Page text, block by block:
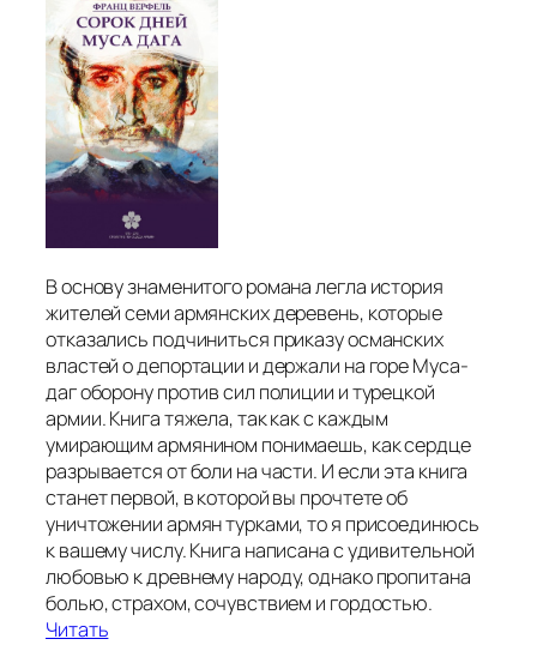
В основу знаменитого романа легла история
жителей семи армянских деревень, которые
отказались подчиниться приказу османских
властей о депортации и держали на горе Муса-
даг оборону против сил полиции и турецкой
армии. Книга тяжела, так как с каждым
умирающим армянином понимаешь, как сердце
разрывается от боли на части. И если эта книга
станет первой, в которой вы прочтете об
уничтожении армян турками, то я присоединюсь
к вашему числу. Книга написана с удивительной
любовью к древнему народу, однако пропитана
болью, страхом, сочувствием и гордостью.
Читать